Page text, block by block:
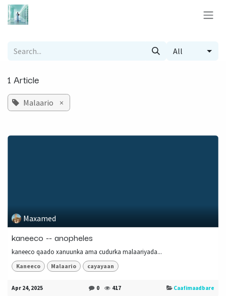
Skip to Content
All
1 Article
Malaario ×
Maxamed
kaneeco -- anopheles
kaneeco qaado xanuunka ama cudurka malaariyada...
Kaneeco Malaario cayayaan
Apr 24, 2025 0 417 Caafimaadbare